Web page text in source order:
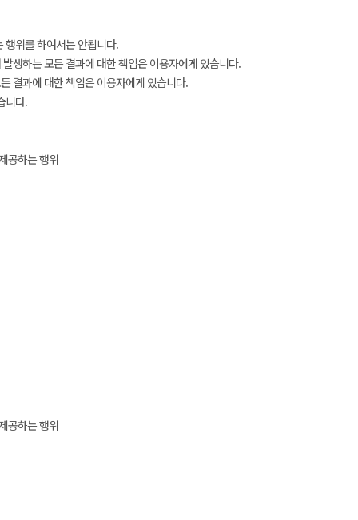
행위를 하여서는 안됩니다.
생하는 모든 결과에 대한 책임은 이용자에게 있습니다.
결과에 대한 책임은 이용자에게 있습니다.
니다.
공하는 행위
공하는 행위